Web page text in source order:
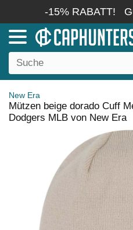
-15% RABATT!
New Era
Mützen beige dorado Cuff
Dodgers MLB von New Era